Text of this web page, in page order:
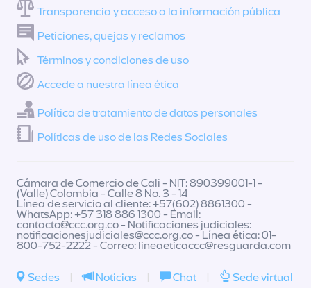
Transparencia y acceso a la información pública
Peticiones, quejas y reclamos
Términos y condiciones de uso
Accede a nuestra línea ética
Política de tratamiento de datos personales
Políticas de uso de las Redes Sociales
Cámara de Comercio de Cali - NIT: 890399001-1 -
(Valle) Colombia - Calle 8 No. 3 - 14
Línea de servicio al cliente: +57(602) 8861300 -
WhatsApp: +57 318 886 1300 - Email:
contacto@ccc.org.co- Notificaciones judiciales:
notificacionesjudiciales@ccc.org.co- Línea ética: 01-
800-752-2222 - Correo: lineaeticaccc@resguarda.com
Sedes | Noticias | Chat | Sede virtual